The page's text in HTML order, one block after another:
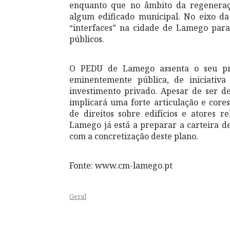
enquanto que no âmbito da
algum edificado municipal. No eixo
“interfaces” na cidade de Lamego
públicos.
O PEDU de Lamego assenta o seu
eminentemente pública, de
investimento privado. Apesar de ser
implicará uma forte articulação e
de direitos sobre edifícios e atores
Lamego já está a preparar a carteira
com a concretização deste plano.
Fonte: www.cm-lamego.pt
Geral